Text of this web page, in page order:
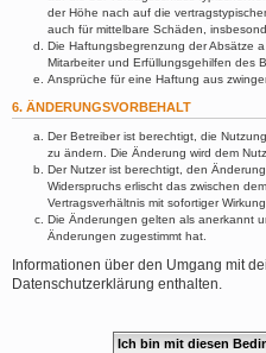
der Höhe nach auf die
auch für mittelbare Schäden,
Die Haftungsbegrenzung der Absätze
Mitarbeiter und Erfüllungsgehilfen des
Ansprüche für eine Haftung aus
6. ÄNDERUNGSVORBEHALT
Der Betreiber ist berechtigt, die
zu ändern. Die Änderung wird dem
Der Nutzer ist berechtigt, den
Widerspruchs erlischt das zwischen
Vertragsverhältnis mit sofortiger Wirkung.
Die Änderungen gelten als anerkannt
Änderungen zugestimmt hat.
Informationen über den Umgang mit
Datenschutzerklärung enthalten.